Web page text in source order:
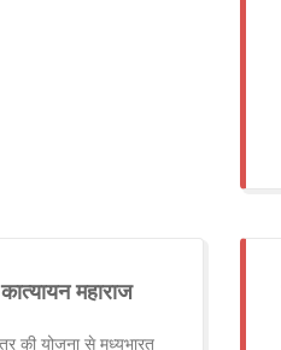
महाराज
की योजना से मध्यभारत